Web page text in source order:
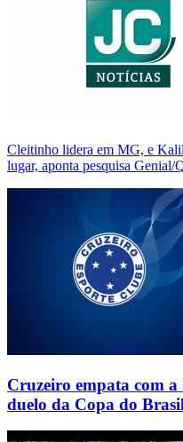
Cleitinho lidera em MG, e
lugar, aponta pesquisa Genial/
Cruzeiro empata com
duelo da Copa do